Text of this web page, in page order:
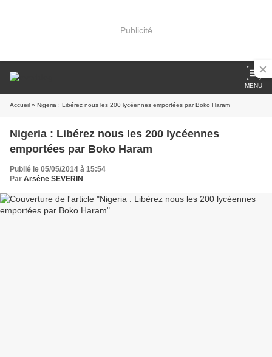
Publicité
MENU
Accueil » Nigeria : Libérez nous les 200 lycéennes emportées par Boko Haram
Nigeria : Libérez nous les 200 lycéennes
emportées par Boko Haram
Publié le 05/05/2014 à 15:54
Par Arsène SEVERIN